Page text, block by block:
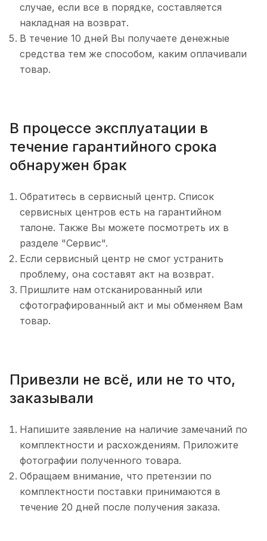
случае, если все в порядке, составляется
накладная на возврат.
В течение 10 дней Вы получаете денежные
средства тем же способом, каким оплачивали
товар.
В процессе эксплуатации в
течение гарантийного срока
обнаружен брак
Обратитесь в сервисный центр. Список
сервисных центров есть на гарантийном
талоне. Также Вы можете посмотреть их в
разделе "Сервис".
Если сервисный центр не смог устранить
проблему, она составят акт на возврат.
Пришлите нам отсканированный или
сфотографированный акт и мы обменяем Вам
товар.
Привезли не всё, или не то что,
заказывали
Напишите заявление на наличие замечаний по
комплектности и расхождениям. Приложите
фотографии полученного товара.
Обращаем внимание, что претензии по
комплектности поставки принимаются в
течение 20 дней после получения заказа.